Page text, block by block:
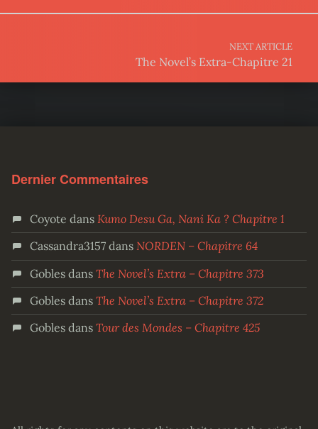
NEXT ARTICLE
The Novel’s Extra-Chapitre 21
Dernier Commentaires
Coyote dans Kumo Desu Ga, Nani Ka ? Chapitre 1
Cassandra3157dans NORDEN – Chapitre 64
Goblesdans The Novel’s Extra – Chapitre 373
Goblesdans The Novel’s Extra – Chapitre 372
Goblesdans Tour des Mondes – Chapitre 425